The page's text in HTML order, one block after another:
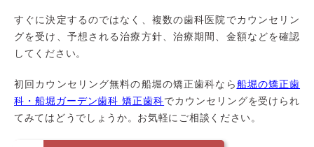
すぐに決定するのではなく、複数の歯科医院でカウンセリン
グを受け、予想される治療方針、治療期間、金額などを確認
してください。
初回カウンセリング無料の船堀の矯正歯科なら船堀の矯正歯
科・船堀ガーデン歯科 矯正歯科でカウンセリングを受けられ
てみてはどうでしょうか。お気軽にご相談ください。